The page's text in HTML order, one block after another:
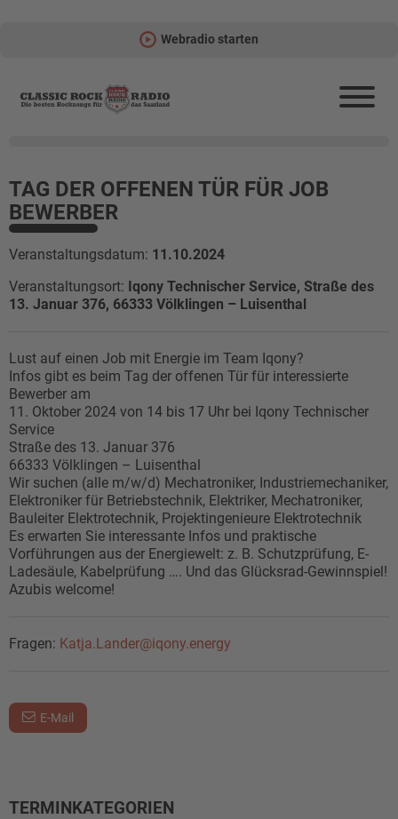
Webradio starten
TAG DER OFFENEN TÜR FÜR JOB
BEWERBER
Veranstaltungsdatum: 11.10.2024
Veranstaltungsort: Iqony Technischer Service, Straße des
13. Januar 376, 66333 Völklingen – Luisenthal
Lust auf einen Job mit Energie im Team Iqony?
Infos gibt es beim Tag der offenen Tür für interessierte
Bewerber am
11. Oktober 2024 von 14 bis 17 Uhr bei Iqony Technischer
Service
Straße des 13. Januar 376
66333 Völklingen – Luisenthal
Wir suchen (alle m/w/d) Mechatroniker, Industriemechaniker,
Elektroniker für Betriebstechnik, Elektriker, Mechatroniker,
Bauleiter Elektrotechnik, Projektingenieure Elektrotechnik
Es erwarten Sie interessante Infos und praktische
Vorführungen aus der Energiewelt: z. B. Schutzprüfung, E-
Ladesäule, Kabelprüfung …. Und das Glücksrad-Gewinnspiel!
Azubis welcome!
Fragen: Katja.Lander@iqony.energy
E-Mail
TERMINKATEGORIEN